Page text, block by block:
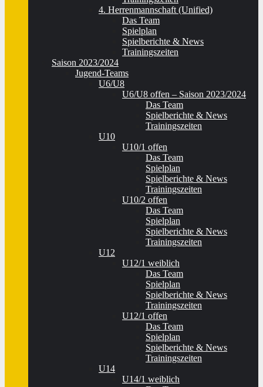
4. Herrenmannschaft (Unified)
Das Team
Spielplan
Spielberichte & News
Trainingszeiten
Saison 2023/2024
Jugend-Teams
U6/U8
U6/U8 offen – Saison 2023/2024
Das Team
Spielberichte & News
Trainingszeiten
U10
U10/1 offen
Das Team
Spielplan
Spielberichte & News
Trainingszeiten
U10/2 offen
Das Team
Spielplan
Spielberichte & News
Trainingszeiten
U12
U12/1 weiblich
Das Team
Spielplan
Spielberichte & News
Trainingszeiten
U12/1 offen
Das Team
Spielplan
Spielberichte & News
Trainingszeiten
U14
U14/1 weiblich